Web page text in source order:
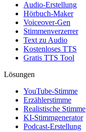
Audio-Erstellung
Hörbuch-Maker
Voiceover-Gen
Stimmenverzerrer
Text zu Audio
Kostenloses TTS
Gratis TTS Tool
Lösungen
YouTube-Stimme
Erzählerstimme
Realistische Stimme
KI-Stimmgenerator
Podcast-Erstellung